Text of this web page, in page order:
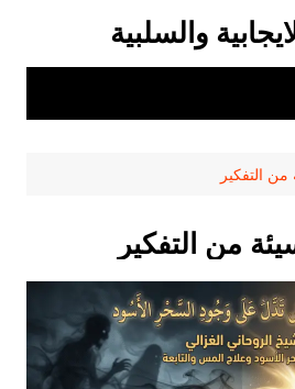
والسلبية
من التفكير
من التفكير